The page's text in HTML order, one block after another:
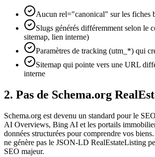
Aucun rel="canonical" sur les fiches
Slugs générés différemment selon le
sitemap, lien interne)
Paramètres de tracking (utm_*) qui
Sitemap qui pointe vers une URL
interne
2. Pas de Schema.org
Schema.org est devenu un standard pour le
AI Overviews, Bing AI et les portails
données structurées pour comprendre vos
ne génère pas le JSON-LD RealEstateListing
SEO majeur.